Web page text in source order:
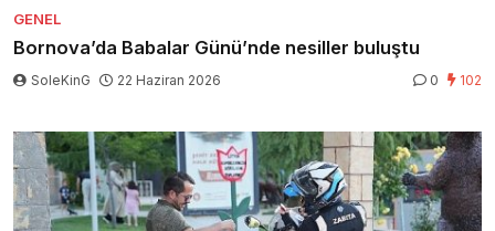
GENEL
Bornova’da Babalar Günü’nde nesiller buluştu
SoleKinG 22 Haziran 2026 0 102